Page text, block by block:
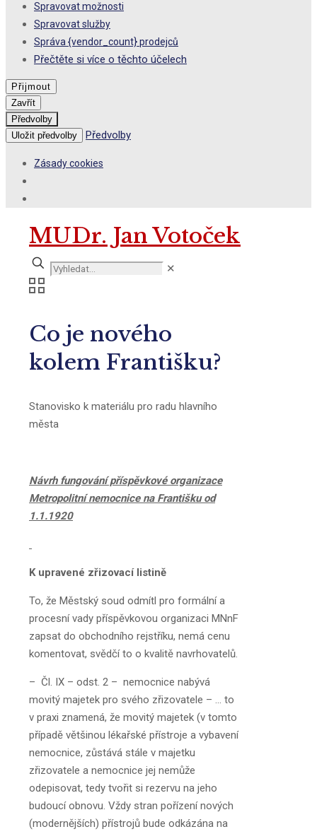
Spravovat možnosti
Spravovat služby
Správa {vendor_count} prodejců
Přečtěte si více o těchto účelech
Přijmout
Zavřít
Předvolby
Uložit předvolby
Předvolby
Zásady cookies
MUDr. Jan Votoček
✕
Co je nového
kolem Františku?
Stanovisko k materiálu pro radu hlavního
města
Návrh fungování příspěvkové organizace
Metropolitní nemocnice na Františku od
1.1.1920
K upravené zřizovací listině
To, že Městský soud odmítl pro formální a
procesní vady příspěvkovou organizaci MNnF
zapsat do obchodního rejstříku, nemá cenu
komentovat, svědčí to o kvalitě navrhovatelů.
– Čl. IX – odst. 2 – nemocnice nabývá
movitý majetek pro svého zřizovatele – … to
v praxi znamená, že movitý majetek (v tomto
případě většinou lékařské přístroje a vybavení
nemocnice, zůstává stále v majetku
zřizovatele a nemocnice jej nemůže
odepisovat, tedy tvořit si rezervu na jeho
budoucí obnovu. Vždy stran pořízení nových
(modernějších) přístrojů bude odkázána na